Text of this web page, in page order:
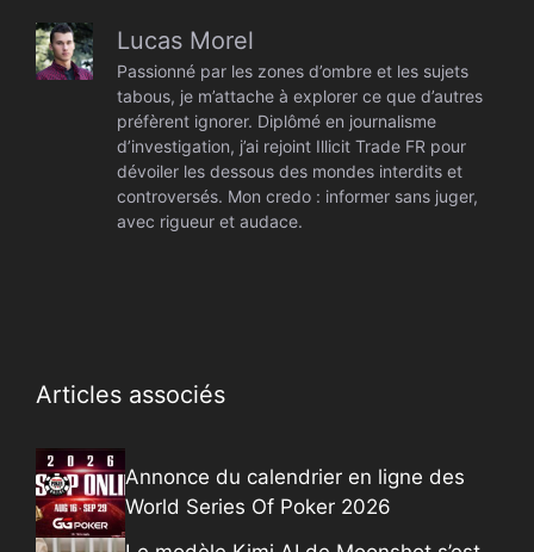
Lucas Morel
Passionné par les zones d’ombre et les sujets
tabous, je m’attache à explorer ce que d’autres
préfèrent ignorer. Diplômé en journalisme
d’investigation, j’ai rejoint Illicit Trade FR pour
dévoiler les dessous des mondes interdits et
controversés. Mon credo : informer sans juger,
avec rigueur et audace.
Articles associés
Annonce du calendrier en ligne des
World Series Of Poker 2026